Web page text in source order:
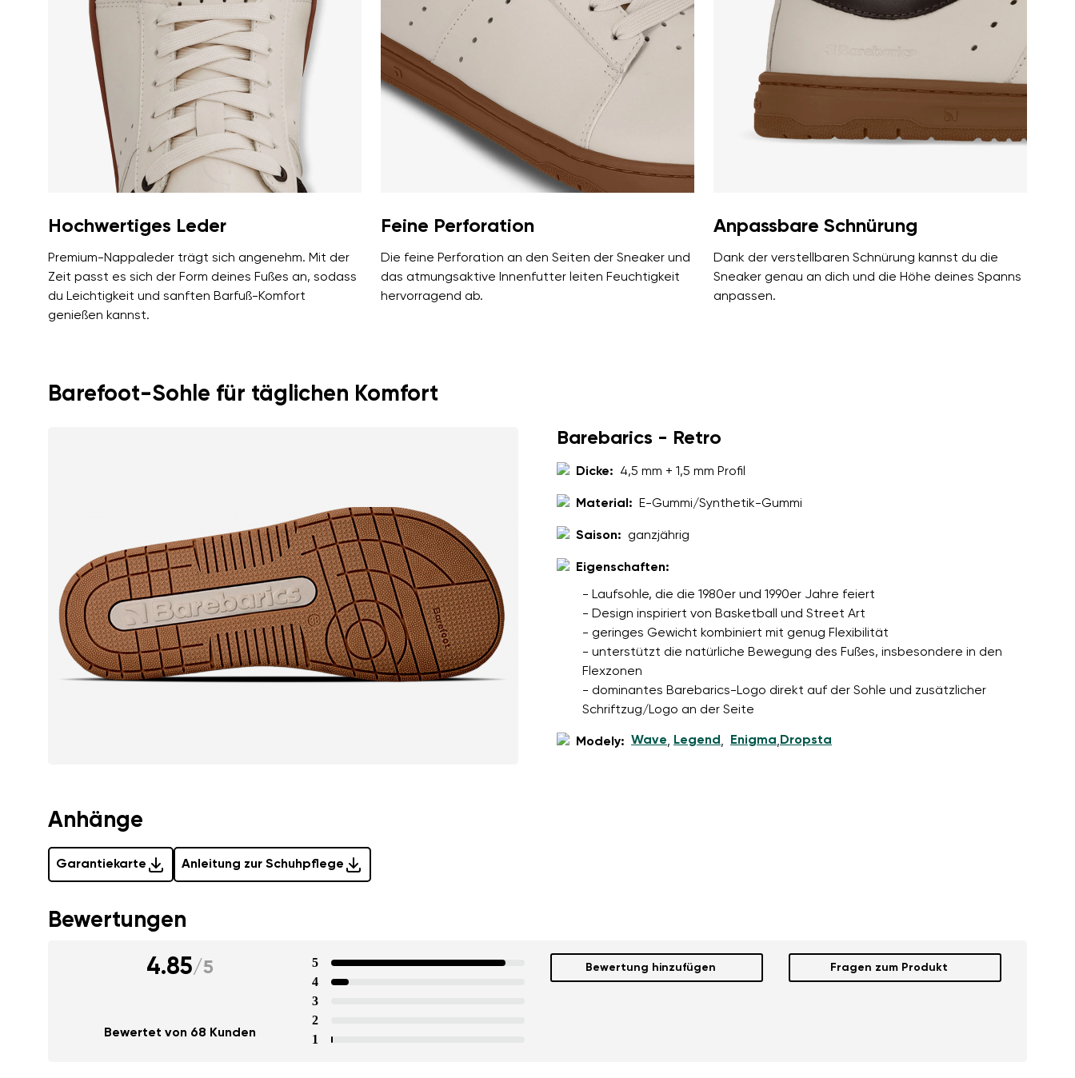
Sprache auswählen
Bestätigen
Hochwertiges Leder
Premium-Nappaleder trägt sich angenehm. Mit der
Zeit passt es sich der Form deines Fußes an, sodass
du Leichtigkeit und sanften Barfuß-Komfort
genießen kannst.
Feine Perforation
Die feine Perforation an den Seiten der Sneaker und
das atmungsaktive Innenfutter leiten Feuchtigkeit
hervorragend ab.
Anpassbare Schnürung
Dank der verstellbaren Schnürung kannst du die
Sneaker genau an dich und die Höhe deines Spanns
anpassen.
Barefoot-Sohle für täglichen Komfort
Barebarics - Retro
Dicke: 4,5 mm + 1,5 mm Profil
Material: E-Gummi/Synthetik-Gummi
Saison: ganzjährig
Eigenschaften:
- Laufsohle, die die 1980er und 1990er Jahre feiert
- Design inspiriert von Basketball und Street Art
- geringes Gewicht kombiniert mit genug Flexibilität
- unterstützt die natürliche Bewegung des Fußes, insbesondere in den
Flexzonen
- dominantes Barebarics-Logo direkt auf der Sohle und zusätzlicher
Schriftzug/Logo an der Seite
Modely: Wave, Legend , Enigma, Dropsta
Anhänge
Garantiekarte Anleitung zur Schuhpflege
Ich bin mit der Verarbeitung der eingegebenen personenbezogenen Daten im Sinne von dieser Bedingungenund deren
Veröffentlichung einverstanden.
Bewertungen
4.85/5
Bewertet von 68 Kunden
5
4
3
2
1
Bewertung hinzufügen Fragen zum Produkt
Bewertung
Ich bin mit der Verarbeitung der eingegebenen personenbezogenen Daten im Sinne von dieser Bedingungenund deren
Veröffentlichung einverstanden.